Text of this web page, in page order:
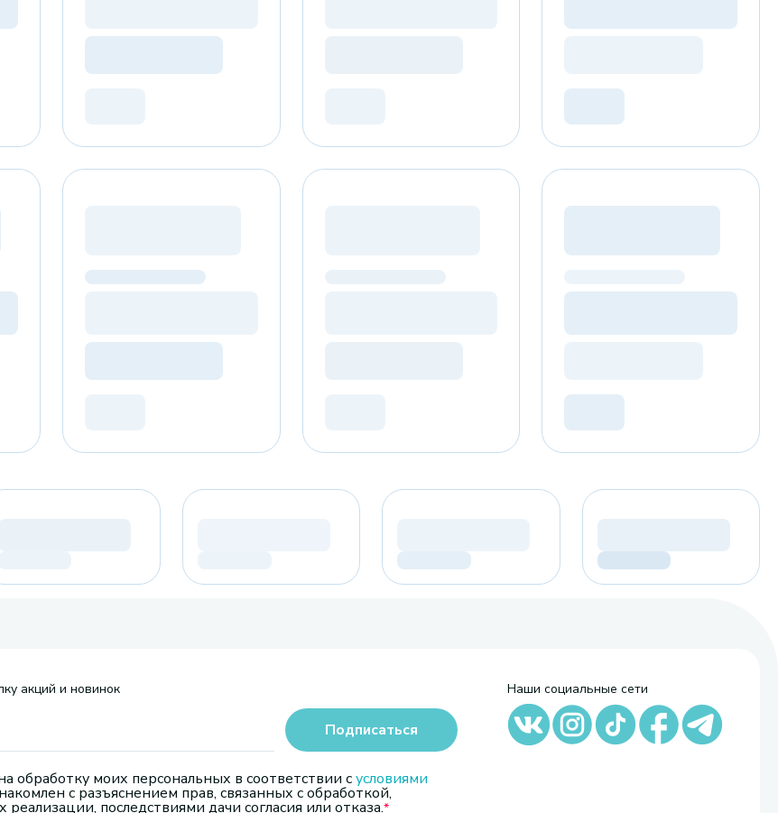
акций и новинок
обработку моих персональных в соответствии сусловиями
с разъяснением прав, связанных с обработкой,
последствиями дачи согласия или отказа.
Подписаться
Наши социальные сети